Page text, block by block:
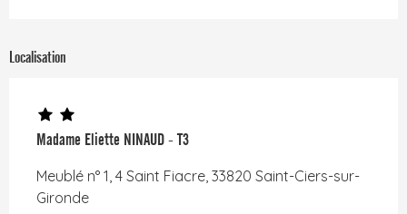
Localisation
Madame Eliette NINAUD - T3
Meublé n° 1, 4 Saint Fiacre, 33820 Saint-Ciers-sur-
Gironde